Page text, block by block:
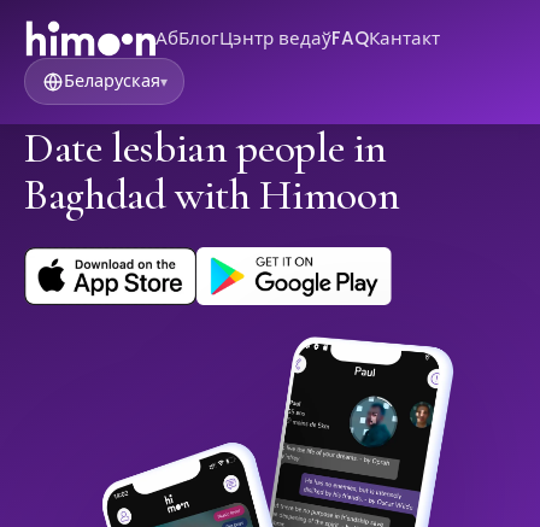
АбБлогЦэнтр ведаўFAQКантакт
Беларуская▾
Date lesbian people in
Baghdad with Himoon